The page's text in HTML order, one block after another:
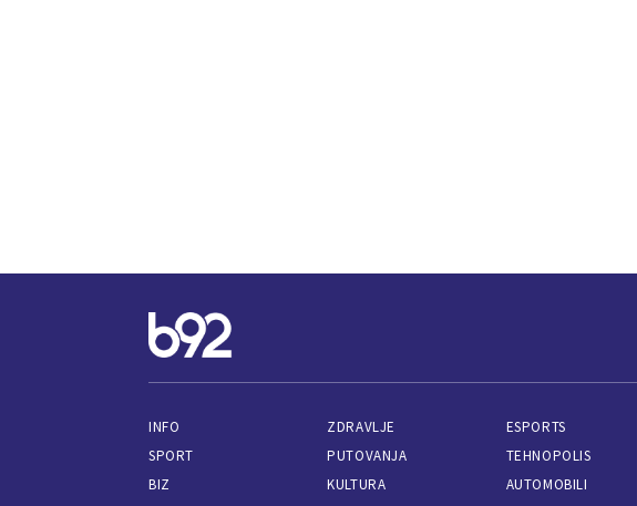
INFO
SPORT
BIZ
ZDRAVLJE
PUTOVANJA
KULTURA
ESPORTS
TEHNOPOLIS
AUTOMOBILI